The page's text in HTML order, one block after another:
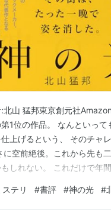
北山 猛邦東京創元社
1位の作品。 なんといって
上げるという、 そのチャ
に空前絶後。これから先も
しれない。 これだけで年
い。 何故なら、北山猛邦
彼がどうしても「物理の
ステリ #書評 #神の光 #